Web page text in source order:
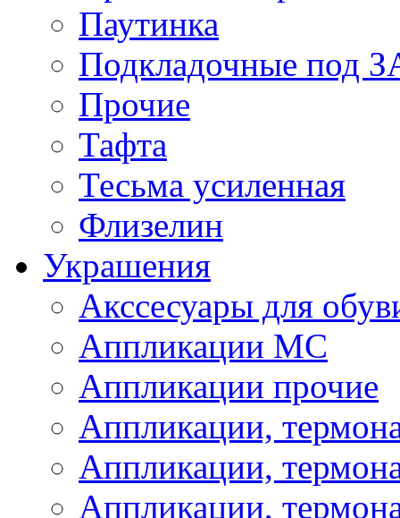
Паутинка
Подкладочные под
Прочие
Тафта
Тесьма усиленная
Флизелин
Украшения
Акссесуары для
Аппликации МС
Аппликации прочие
Аппликации,
Аппликации,
Аппликации,